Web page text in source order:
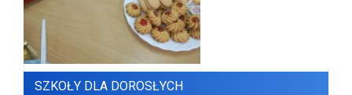
SZKOŁY DLA DOROSŁYCH